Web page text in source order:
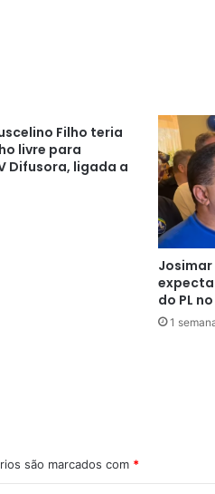
Filho teria
livre para
Difusora, ligada a
do PL
1
são marcados com *